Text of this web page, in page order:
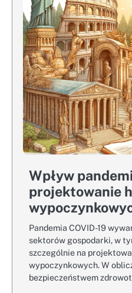
Wpływ
projektowanie
Pandemia COVID-19
sektorów gospodarki, w
szczególnie na
wypoczynkowych. W
bezpieczeństwem